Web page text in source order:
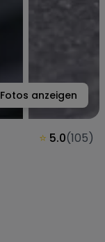
Fotos anzeigen
⭐ 5.0(105)